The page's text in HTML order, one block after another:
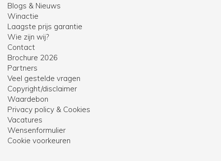
Blogs & Nieuws
Winactie
Laagste prijs garantie
Wie zijn wij?
Contact
Brochure 2026
Partners
Veel gestelde vragen
Copyright/disclaimer
Waardebon
Privacy policy & Cookies
Vacatures
Wensenformulier
Cookie voorkeuren